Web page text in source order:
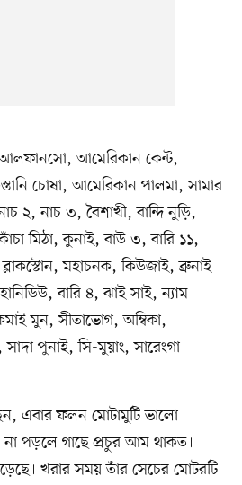
আমেরিকান কেন্ট,
চোষা, আমেরিকান পালমা, সামার
২, নাচ ৩, বৈশাখী, বান্দি নুড়ি,
মিঠা, কুনাই, বাউ ৩, বারি ১১,
মহাচনক, কিউজাই, ব্রুনাই
বারি ৪, ঝাই সাই, ন্যাম
মুন, সীতাভোগ, অম্বিকা,
সাদা পুনাই, সি-মুয়াং, সারেংগা
এবার ফলন মোটামুটি ভালো
না পড়লে গাছে প্রচুর আম থাকত।
খরার সময় তাঁর সেচের মোটরটি